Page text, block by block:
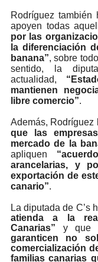
Rodríguez también
apoyen todas
por las
la diferenciación
banana”, sobre
sentido, la
actualidad,
mantienen
libre comercio”.
Además, Rodríguez
que las
mercado de la
apliquen
arancelarias, y
exportación de
canario”.
La diputada de C’s
atienda a la
Canarias” y que
garanticen no
comercialización
familias canarias